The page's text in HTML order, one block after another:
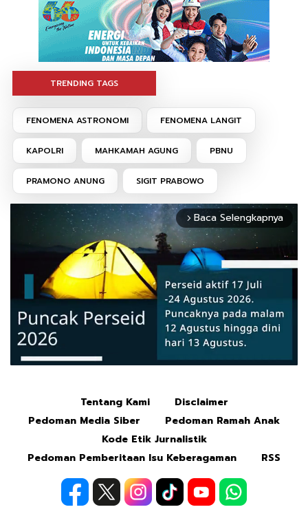
TRENDING TAGS
FENOMENA ASTRONOMI FENOMENA LANGIT
KAPOLRI MAHKAMAH AGUNG PBNU
PRAMONO ANUNG SIGIT PRABOWO
arrow_forward_ios Baca Selengkapnya
Tentang Kami
Disclaimer
Pedoman Media Siber
Pedoman Ramah Anak
Kode Etik Jurnalistik
Pedoman Pemberitaan Isu Keberagaman
RSS